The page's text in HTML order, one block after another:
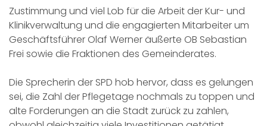
Zustimmung und viel Lob für die Arbeit der Kur- und
Klinikverwaltung und die engagierten Mitarbeiter um
Geschäftsführer Olaf Werner äußerte OB Sebastian
Frei sowie die Fraktionen des Gemeinderates.
Die Sprecherin der SPD hob hervor, dass es gelungen
sei, die Zahl der Pflegetage nochmals zu toppen und
alte Forderungen an die Stadt zurück zu zahlen,